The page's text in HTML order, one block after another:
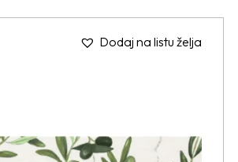
Dodaj na listu želja